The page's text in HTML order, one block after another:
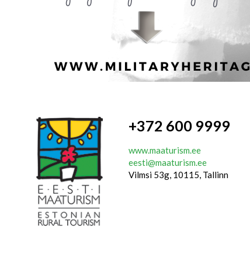
+372 600 9999
www.maaturism.ee
eesti@maaturism.ee
Vilmsi 53g, 10115, Tallinn